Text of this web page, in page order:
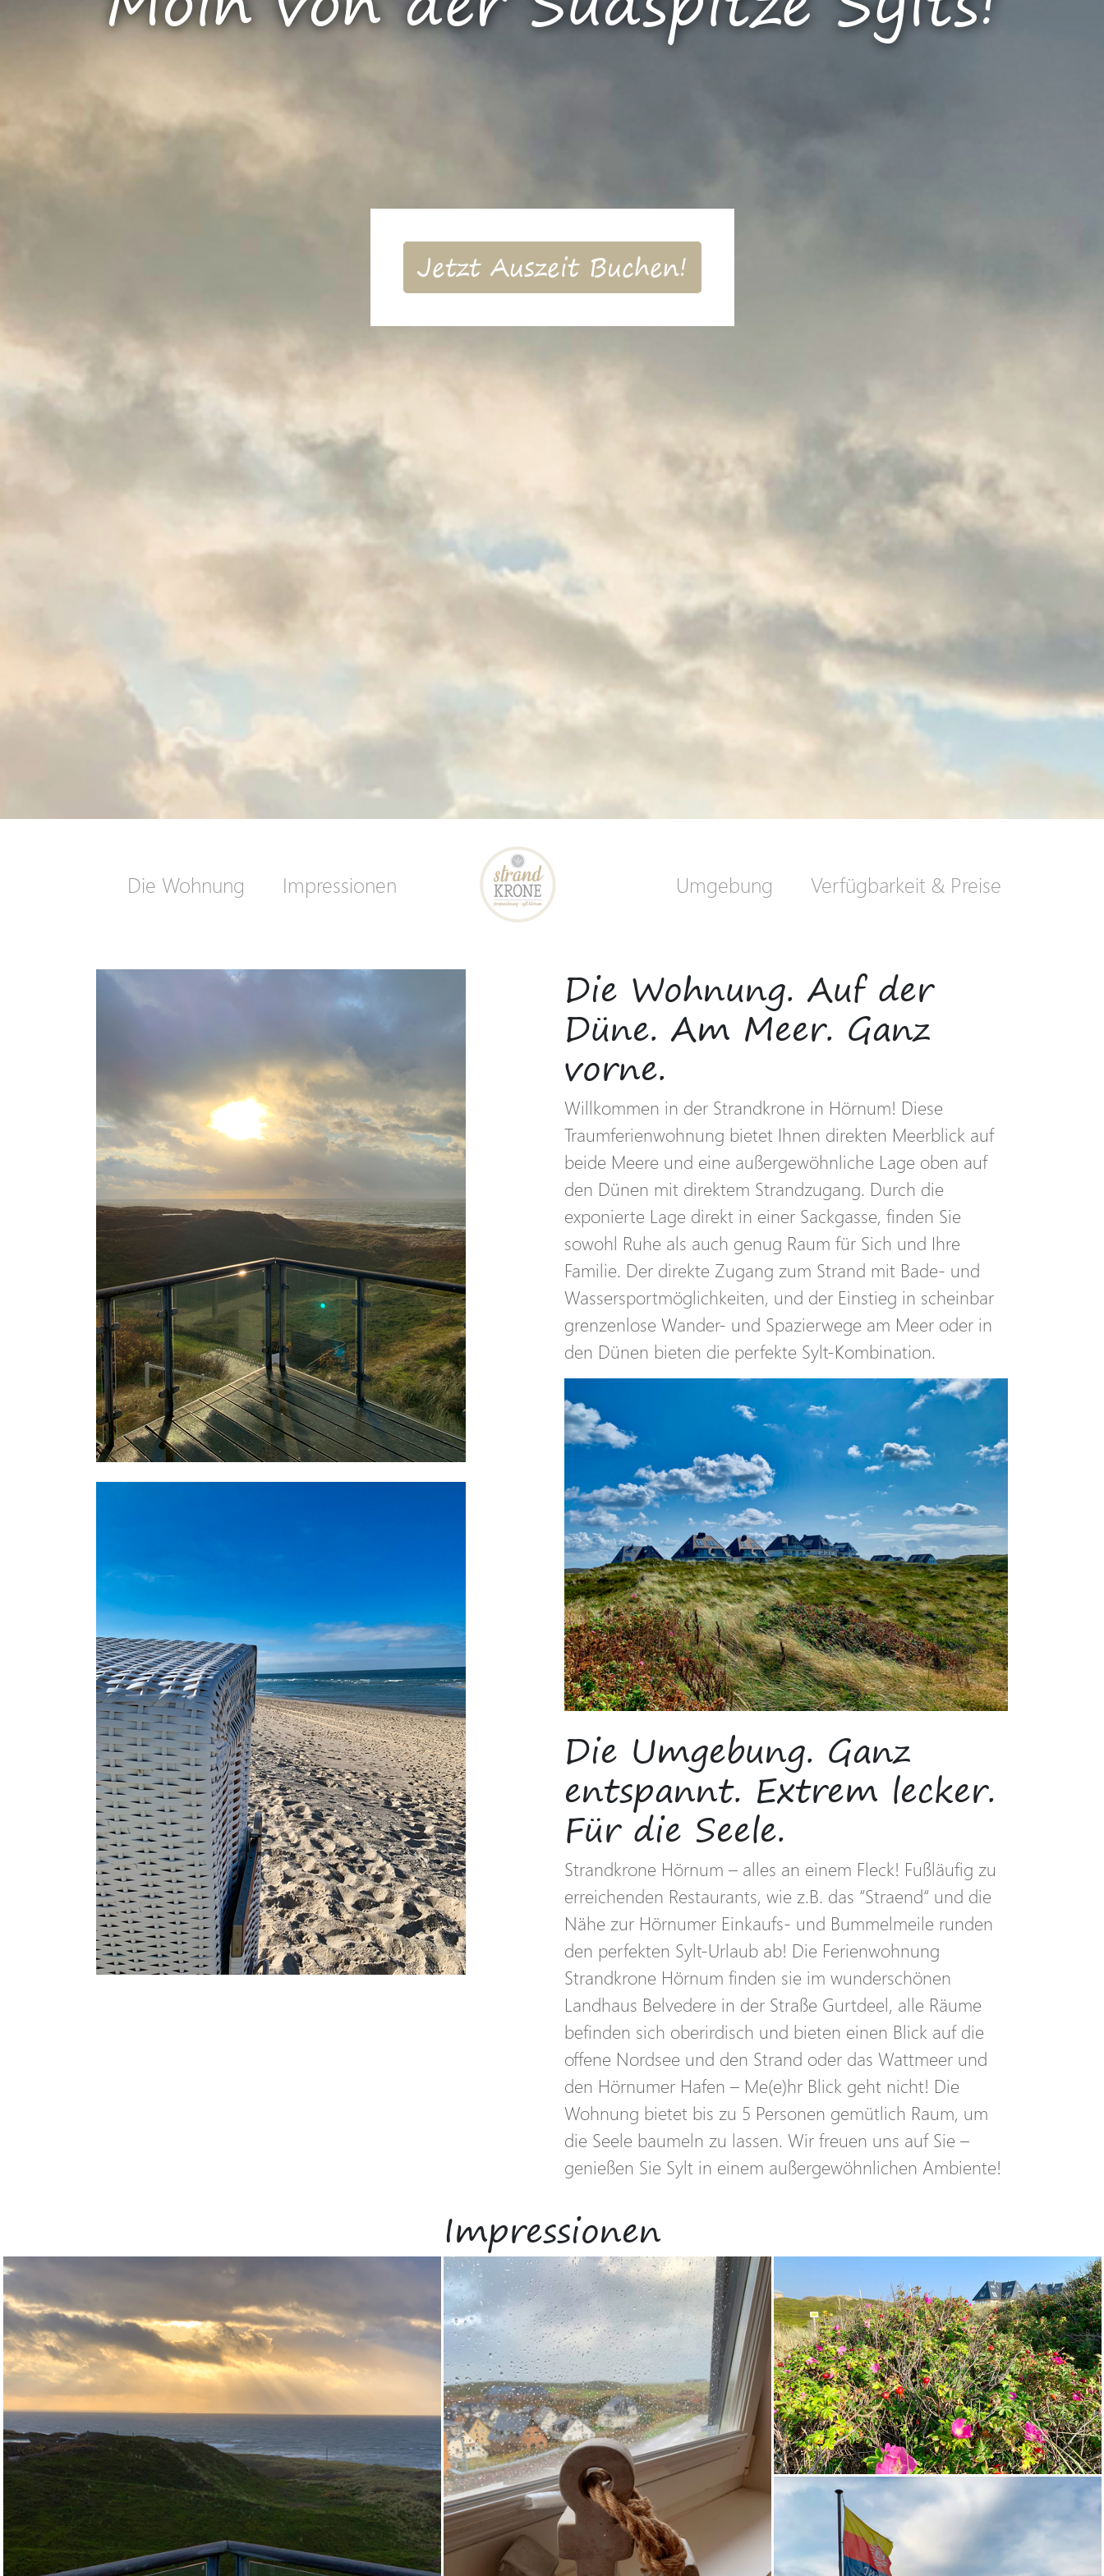
Jetzt Auszeit Buchen!
Die Wohnung Impressionen Umgebung Verfügbarkeit & Preise
Die Wohnung. Auf der
Düne. Am Meer. Ganz
vorne.
Willkommen in der Strandkrone in Hörnum! Diese
Traumferienwohnung bietet Ihnen direkten Meerblick auf
beide Meere und eine außergewöhnliche Lage oben auf
den Dünen mit direktem Strandzugang. Durch die
exponierte Lage direkt in einer Sackgasse, finden Sie
sowohl Ruhe als auch genug Raum für Sich und Ihre
Familie. Der direkte Zugang zum Strand mit Bade- und
Wassersportmöglichkeiten, und der Einstieg in scheinbar
grenzenlose Wander- und Spazierwege am Meer oder in
den Dünen bieten die perfekte Sylt-Kombination.
Die Umgebung. Ganz
entspannt. Extrem lecker.
Für die Seele.
Strandkrone Hörnum – alles an einem Fleck! Fußläufig zu
erreichenden Restaurants, wie z.B. das “Straend“ und die
Nähe zur Hörnumer Einkaufs- und Bummelmeile runden
den perfekten Sylt-Urlaub ab! Die Ferienwohnung
Strandkrone Hörnum finden sie im wunderschönen
Landhaus Belvedere in der Straße Gurtdeel, alle Räume
befinden sich oberirdisch und bieten einen Blick auf die
offene Nordsee und den Strand oder das Wattmeer und
den Hörnumer Hafen – Me(e)hr Blick geht nicht! Die
Wohnung bietet bis zu 5 Personen gemütlich Raum, um
die Seele baumeln zu lassen. Wir freuen uns auf Sie –
genießen Sie Sylt in einem außergewöhnlichen Ambiente!
Impressionen